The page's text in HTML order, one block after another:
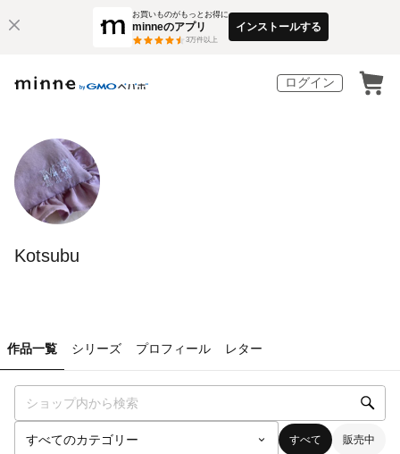
お買いものがもっとお得に
minneのアプリ
3万件以上
インストールする
ログイン
Kotsubu
作品一覧 シリーズ プロフィール レター
すべて 販売中